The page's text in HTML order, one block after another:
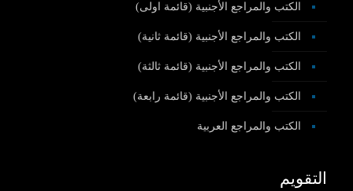
الكتب والمراجع الأجنبية (قائمة اولى)
الكتب والمراجع الأجنبية (قائمة ثانية)
الكتب والمراجع الأجنبية (قائمة ثالثة)
الكتب والمراجع الأجنبية (قائمة رابعة)
الكتب والمراجع العربية
التقويم